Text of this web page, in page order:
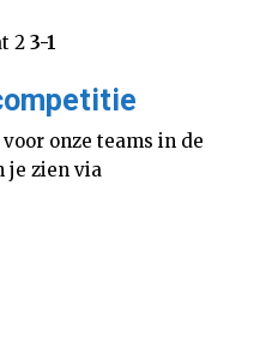
2 3-1
onze teams in de
je zien via